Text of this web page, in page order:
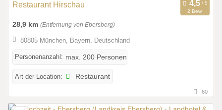
Restaurant Hirschau
2 Bew.
28,9 km (Entfernung von Ebersberg)
80805 München, Bayern, Deutschland
Personenanzahl: max. 200 Personen
Art der Location: Restaurant
60